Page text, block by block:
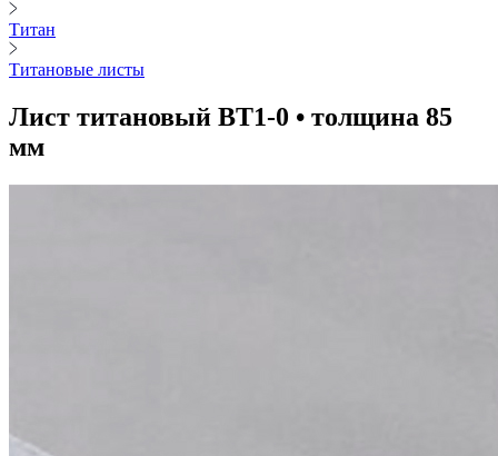
Титан
Титановые листы
Лист титановый ВТ1-0 • толщина 85
мм